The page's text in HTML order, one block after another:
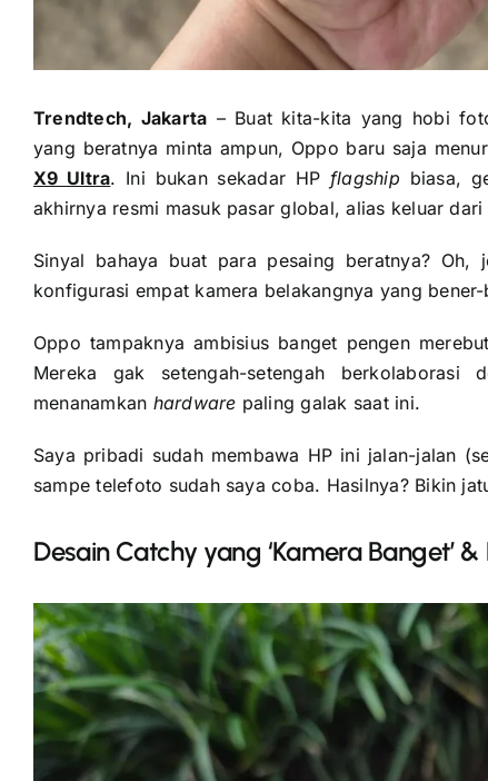
Trendtech, Jakarta – Buat kita-kita yang hobi
yang beratnya minta ampun, Oppo baru saja
X9 Ultra. Ini bukan sekadar HPflagship biasa,
akhirnya resmi masuk pasar global, alias keluar
Sinyal bahaya buat para pesaing beratnya?
konfigurasi empat kamera belakangnya yang
Oppo tampaknya ambisius banget pengen
Mereka gak setengah-setengah berkolaborasi
menanamkan hardware paling galak saat ini.
Saya pribadi sudah membawa HP ini jalan-jalan
sampe telefoto sudah saya coba. Hasilnya? Bikin
Desain Catchy yang ‘Kamera Banget’